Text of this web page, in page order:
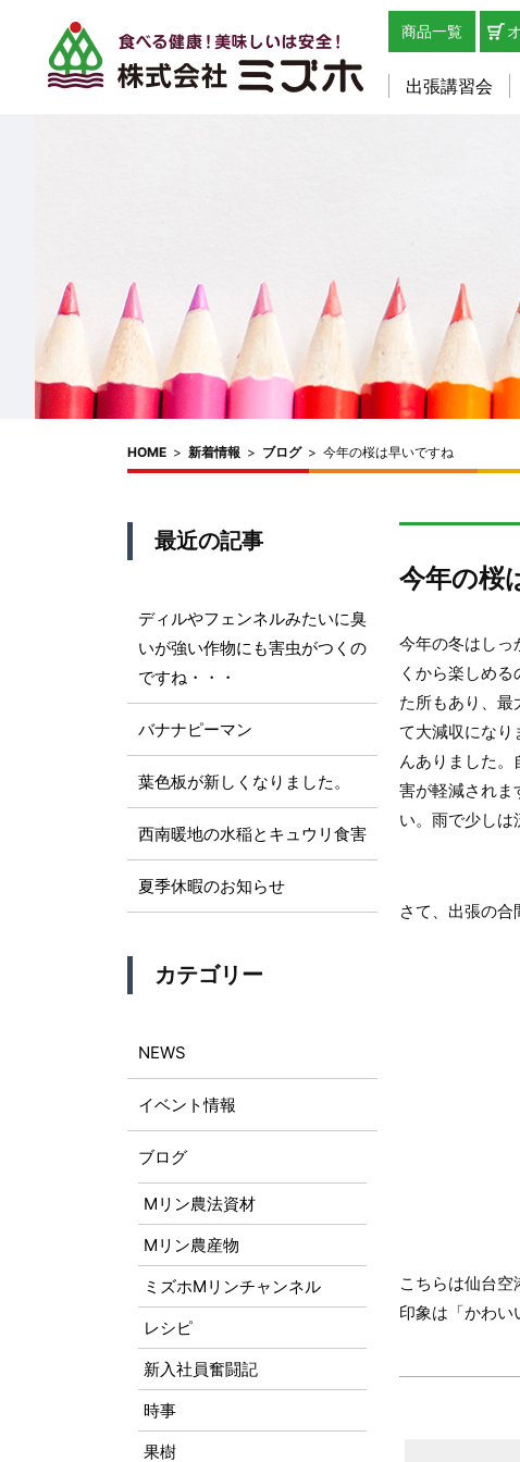
商品一覧
出張講習会
HOME > 新着情報 > ブログ> 今年の桜は早いですね
今年の桜
今年の冬はしっ
くから楽しめ
た所もあり、最
て大減収になり
んありました
害が軽減されま
い。雨で少し
さて、出張の
こちらは仙台
印象は「かわい
最近の記事
ディルやフェンネルみたいに臭
いが強い作物にも害虫がつくの
ですね・・・
バナナピーマン
葉色板が新しくなりました。
西南暖地の水稲とキュウリ食害
夏季休暇のお知らせ
カテゴリー
NEWS
イベント情報
ブログ
Mリン農法資材
Mリン農産物
ミズホMリンチャンネル
レシピ
新入社員奮闘記
時事
果樹